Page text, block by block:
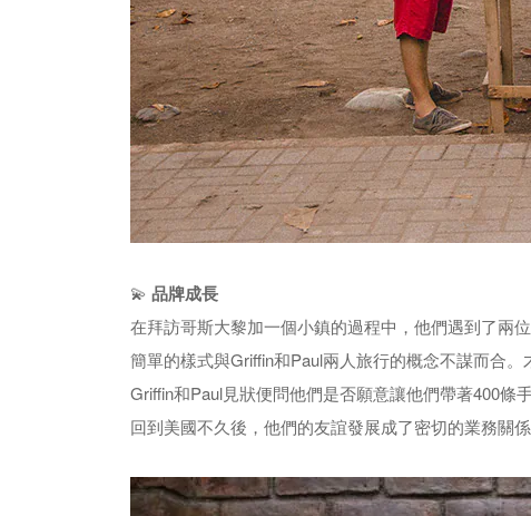
💫 品牌成長
在拜訪哥斯大黎加一個小鎮的過程中，他們遇到了兩
簡單的樣式與Griffin和Paul兩人旅行的概念不謀而合
Griffin和Paul見狀便問他們是否願意讓他們帶著400條
回到美國不久後，他們的友誼發展成了密切的業務關係